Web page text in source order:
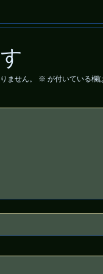
ません。 ※ が付いている欄